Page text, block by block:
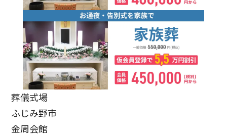
葬儀式場
ふじみ野市
金周会館